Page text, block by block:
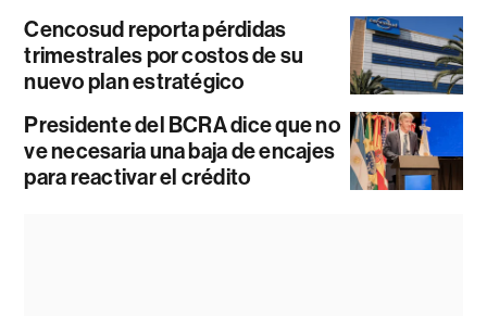
Cencosud reporta pérdidas
trimestrales por costos de su
nuevo plan estratégico
Presidente del BCRA dice que no
ve necesaria una baja de encajes
para reactivar el crédito